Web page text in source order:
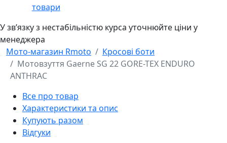
товари
У звʼязку з нестабільністю курса уточнюйте ціни у
менеджера
Мото-магазин Rmoto
Кросові боти
Мотовзуття Gaerne SG 22 GORE-TEX ENDURO
ANTHRAC
Все про товар
Характеристики та опис
Купують разом
Відгуки